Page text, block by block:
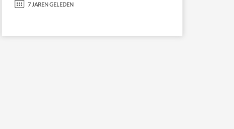
7 JAREN GELEDEN